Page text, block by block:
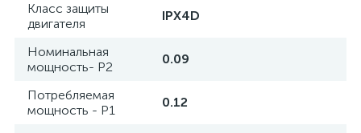
Класс защиты
двигателя
IPX4D
Номинальная
мощность- P2
0.09
Потребляемая
мощность - P1
0.12